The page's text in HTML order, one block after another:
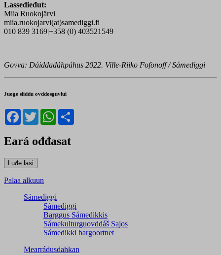
Lassedieđut:
Miia Ruokojärvi
miia.ruokojarvi(at)samediggi.fi
010 839 3169|+358 (0) 403521549
Govva: Dáiddadáhpáhus 2022. Ville-Riiko Fofonoff / Sámediggi
Juoge siiddu ovddosguvlui
Facebook
TwitterWhatsApp
Eará ođđasat
Palaa alkuun
Sámediggi
Sámediggi
Barggus Sámedikkis
Sámekulturguovddáš Sajos
Sámedikki bargoortnet
Mearrádusdahkan